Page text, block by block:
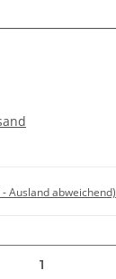
- Ausland abweichend)